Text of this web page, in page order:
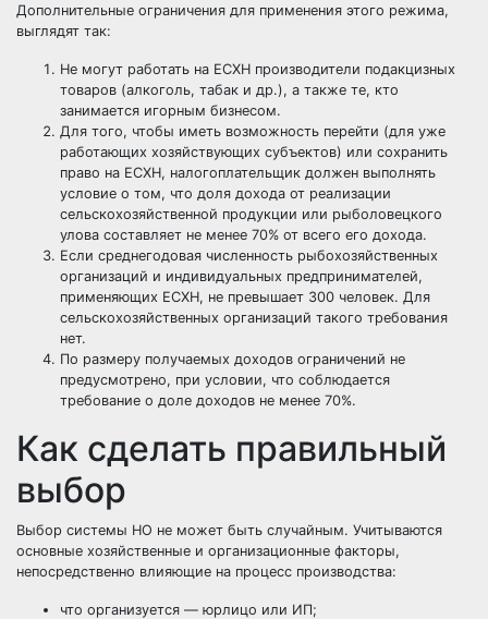
Дополнительные ограничения для применения этого режима,
выглядят так:
Не могут работать на ЕСХН производители подакцизных
товаров (алкоголь, табак и др.), а также те, кто
занимается игорным бизнесом.
Для того, чтобы иметь возможность перейти (для уже
работающих хозяйствующих субъектов) или сохранить
право на ЕСХН, налогоплательщик должен выполнять
условие о том, что доля дохода от реализации
сельскохозяйственной продукции или рыболовецкого
улова составляет не менее 70% от всего его дохода.
Если среднегодовая численность рыбохозяйственных
организаций и индивидуальных предпринимателей,
применяющих ЕСХН, не превышает 300 человек. Для
сельскохозяйственных организаций такого требования
нет.
По размеру получаемых доходов ограничений не
предусмотрено, при условии, что соблюдается
требование о доле доходов не менее 70%.
Как сделать правильный
выбор
Выбор системы НО не может быть случайным. Учитываются
основные хозяйственные и организационные факторы,
непосредственно влияющие на процесс производства:
что организуется — юрлицо или ИП;